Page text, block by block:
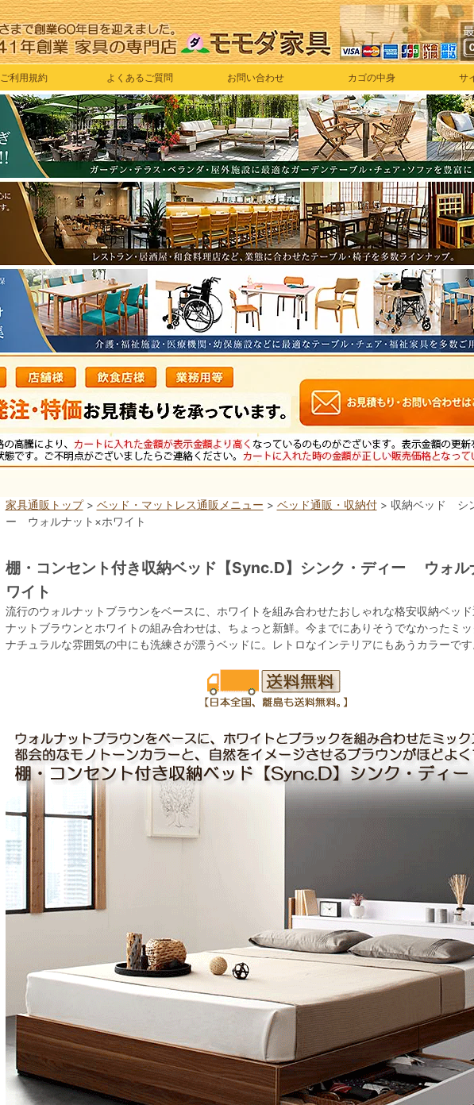
ご利用規約 よくあるご質問 お問い合わせ カゴの中身 サ
家具通販トップ> ベッド・マットレス通販メニュー > ベッド通販・収納付> 収納ベッド シ
ー ウォルナット×ホワイト
棚・コンセント付き収納ベッド【Sync.D】シンク・ディー ウォル
ワイト
流行のウォルナットブラウンをベースに、ホワイトを組み合わせたおしゃれな格安収納ベッ
ナットブラウンとホワイトの組み合わせは、ちょっと新鮮。今までにありそうでなかったミ
ナチュラルな雰囲気の中にも洗練さが漂うベッドに。レトロなインテリアにもあうカラーです